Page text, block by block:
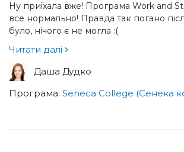
Ну приїхала вже! Програма Work and
все нормально! Правда так погано
було, нічого є не могла :(
Читати далі
Даша Дудко
Програма: Seneca College (Сенека